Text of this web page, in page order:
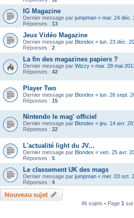
IG Magazine
Dernier message par jumpman « mar. 24 déc.
Réponses : 13
Jeux Vidéo Magazine
Dernier message par Blondex « lun. 23 déc.
Réponses : 2
La fin des magazines papiers ?
Dernier message par Wizzy « mar. 28 mai
Réponses : 42
Player Two
Dernier message par Blondex « lun. 26 sept.
Réponses : 15
Nintendo le mag' officiel
Dernier message par Blondex « jeu. 14 avr.
Réponses : 22
L'actualité light du JV...
Dernier message par Blondex « ven. 25 avr.
Réponses : 5
Le classement UK des mags
Dernier message par jumpman « mer. 03 oct.
Réponses : 4
Nouveau sujet
46 sujets • Page 1 sur